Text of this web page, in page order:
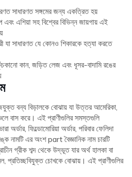
সাধারণত সঙ্গমের জন্য একত্রিত হয়
এশিয়া সহ বিশ্বের বিভিন্ন জায়গায় এই
যা সাধারণত যে কোনও শিকারকে হত্যা করতে
কান, জড়িত লেজ এবং ধূসর-বাদামি রঙের
বন্য বিড়ালকে বোঝায় যা উত্তর আমেরিকা,
বাস করে। এই প্রাণীগুলির সমস্তগুলি
অর্ডার, ফিল্ডোমোরিয়া অর্ডার, পরিবার ফেলিদা
নামটি এর অংশ part বৈজ্ঞানিক নাম চারটি
গ্রীক শব্দ থেকে উদ্ভূত যার অর্থ হালকা বা
প্রতিচ্ছবিযুক্ত চোখকে বোঝায়। এই প্রাণীগুলির